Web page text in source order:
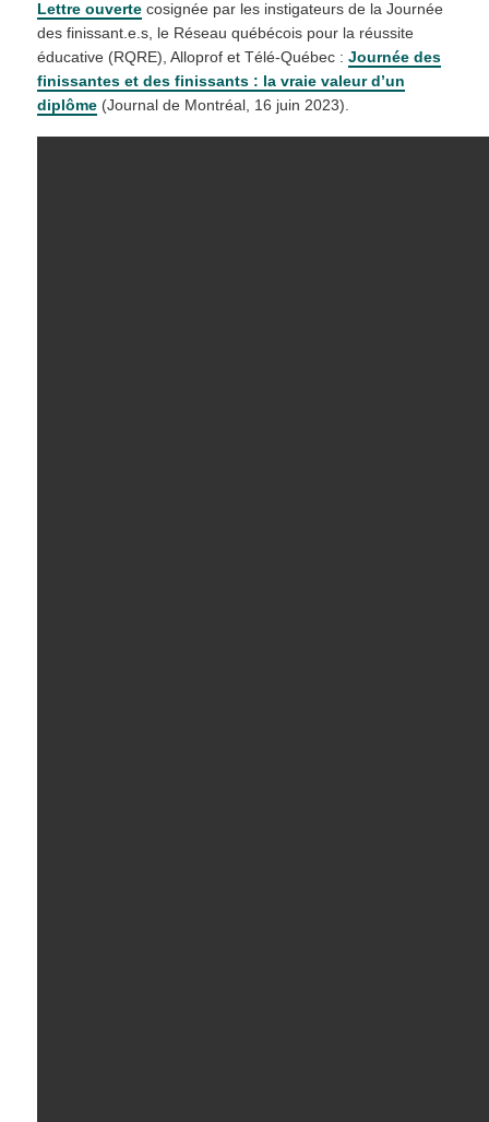
Lettre ouverte cosignée par les instigateurs de la Journée
des finissant.e.s, le Réseau québécois pour la réussite
éducative (RQRE), Alloprof et Télé-Québec : Journée des
finissantes et des finissants : la vraie valeur d’un
diplôme (Journal de Montréal, 16 juin 2023).